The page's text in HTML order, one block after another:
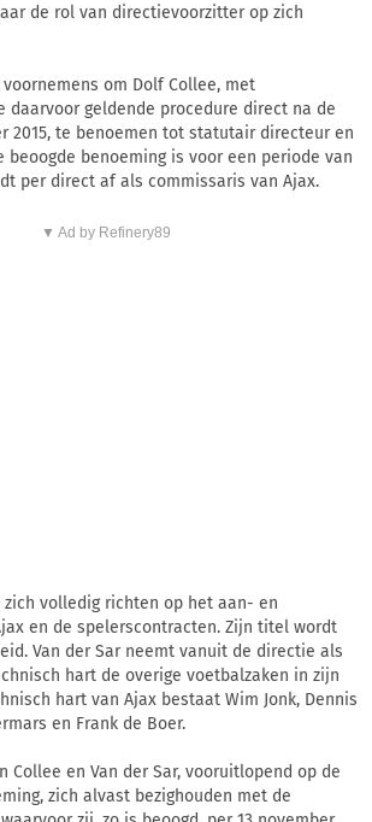
de rol van directievoorzitter op zich
voornemens om Dolf Collee, met
daarvoor geldende procedure direct na de
2015, te benoemen tot statutair directeur en
beoogde benoeming is voor een periode van
per direct af als commissaris van Ajax.
▼ Ad by Refinery89
zich volledig richten op het aan- en
en de spelerscontracten. Zijn titel wordt
Van der Sar neemt vanuit de directie als
hart de overige voetbalzaken in zijn
hart van Ajax bestaat Wim Jonk, Dennis
en Frank de Boer.
Collee en Van der Sar, vooruitlopend op de
zich alvast bezighouden met de